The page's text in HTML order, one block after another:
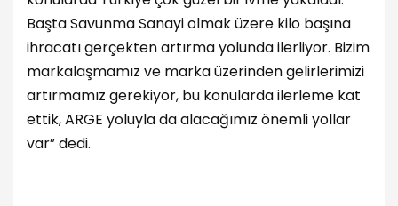
Başta Savunma Sanayi olmak üzere kilo başına
ihracatı gerçekten artırma yolunda ilerliyor. Bizim
markalaşmamız ve marka üzerinden gelirlerimizi
artırmamız gerekiyor, bu konularda ilerleme kat
ettik, ARGE yoluyla da alacağımız önemli yollar
var” dedi.